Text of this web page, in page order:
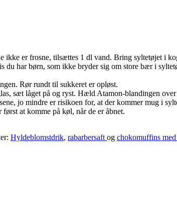
er frosne, tilsættes 1 dl vand. Bring syltetøjet i
har børn, som ikke bryder sig om store bær i
Rør rundt til sukkeret er opløst.
sæt låget på og ryst. Hæld Atamon-blandingen
jo mindre er risikoen for, at der kommer mug i
at komme på køl, når de er åbnet.
Hyldeblomstdrik, rabarbersaft og chokomuffins